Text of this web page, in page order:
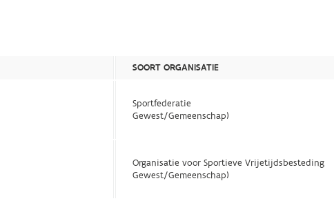
SOORT ORGANISATIE
Sportfederatie
Gewest/Gemeenschap)
Organisatie voor Sportieve Vrijetijdsbesteding
Gewest/Gemeenschap)